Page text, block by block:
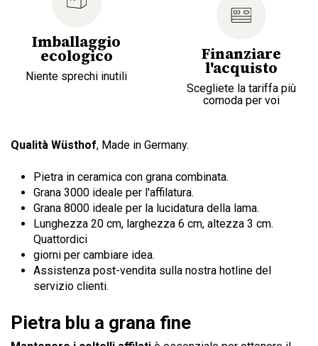
Imballaggio
ecologico
Niente sprechi inutili
Finanziare
l'acquisto
Scegliete la tariffa più
comoda per voi
Qualità Wüsthof, Made in Germany.
Pietra in ceramica con grana combinata.
Grana 3000 ideale per l'affilatura.
Grana 8000 ideale per la lucidatura della lama.
Lunghezza 20 cm, larghezza 6 cm, altezza 3 cm.
Quattordici
giorni per cambiare idea.
Assistenza post-vendita sulla nostra hotline del
servizio clienti.
Pietra blu a grana fine